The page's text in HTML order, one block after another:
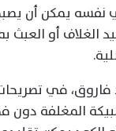
نفسه يمكن أن
الغلاف أو العبث
فاروق، في
المغلفة دون